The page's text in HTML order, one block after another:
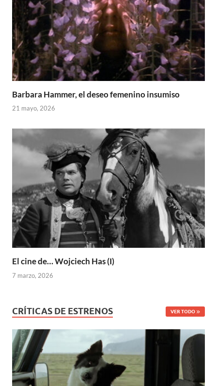
Barbara Hammer, el deseo femenino insumiso
21 mayo, 2026
El cine de… Wojciech Has (I)
7 marzo, 2026
CRÍTICAS DE ESTRENOS VER TODO